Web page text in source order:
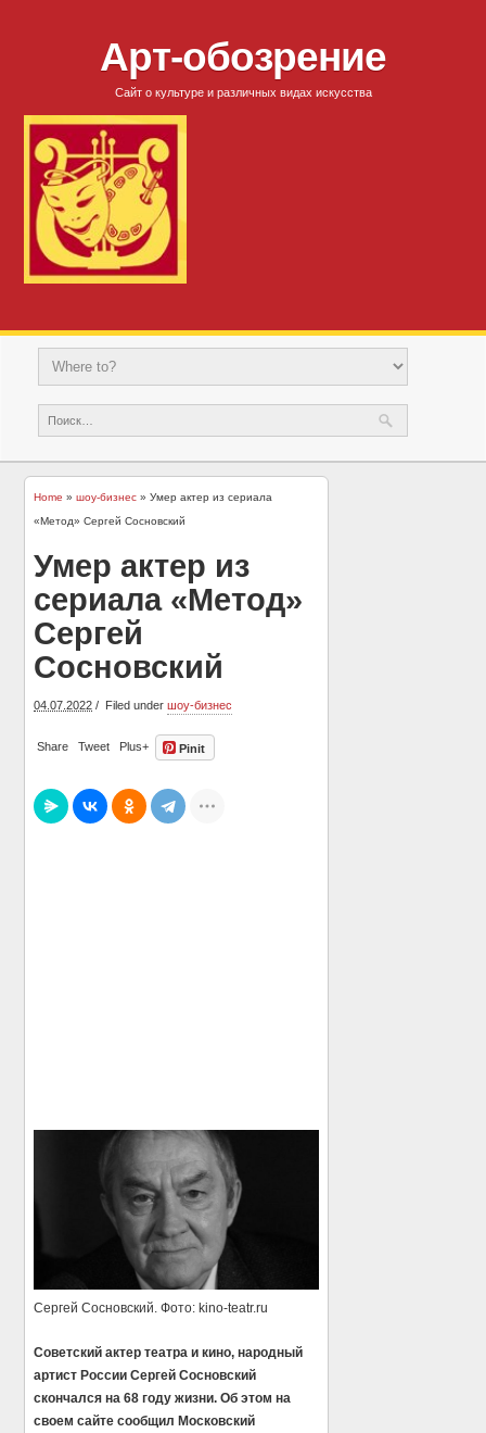
Арт-обозрение
Сайт о культуре и различных видах искусства
Home »шоу-бизнес » Умер актер из сериала
«Метод» Сергей Сосновский
Умер актер из
сериала «Метод»
Сергей
Сосновский
04.07.2022 Filed underшоу-бизнес
Share Tweet Plus+ Pinit
Сергей Сосновский. Фото: kino-teatr.ru
Советский актер театра и кино, народный
артист России Сергей Сосновский
скончался на 68 году жизни. Об этом на
своем сайте сообщил Московский